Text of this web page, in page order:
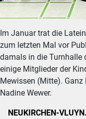
Im Januar trat die
zum letzten Mal vor
damals in die Turnhalle
einige Mitglieder der
Mewissen (Mitte).
Nadine Wewer.
NEUKIRCHEN-VLUYN.